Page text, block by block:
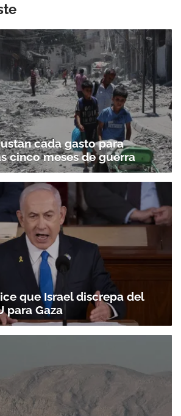
cada gasto para
cinco meses de guerra
que Israel discrepa del
para Gaza